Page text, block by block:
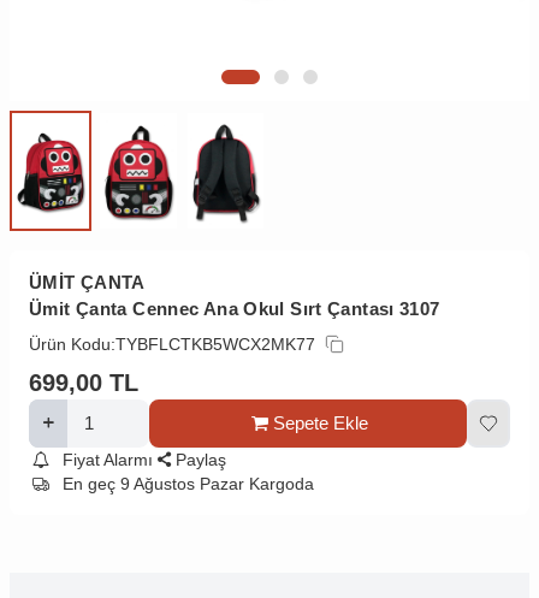
ÜMİT ÇANTA
Ümit Çanta Cennec Ana Okul Sırt Çantası 3107
Ürün Kodu:TYBFLCTKB5WCX2MK77
699,00 TL
Sepete Ekle
Fiyat Alarmı
Paylaş
En geç 9 Ağustos Pazar Kargoda